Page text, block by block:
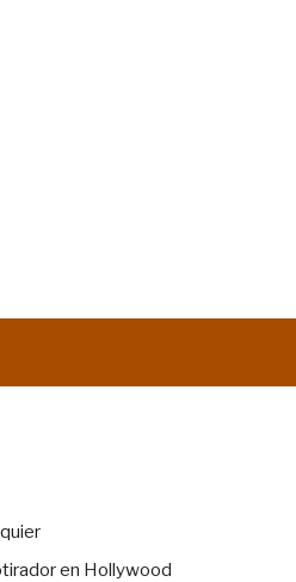
en Hollywood